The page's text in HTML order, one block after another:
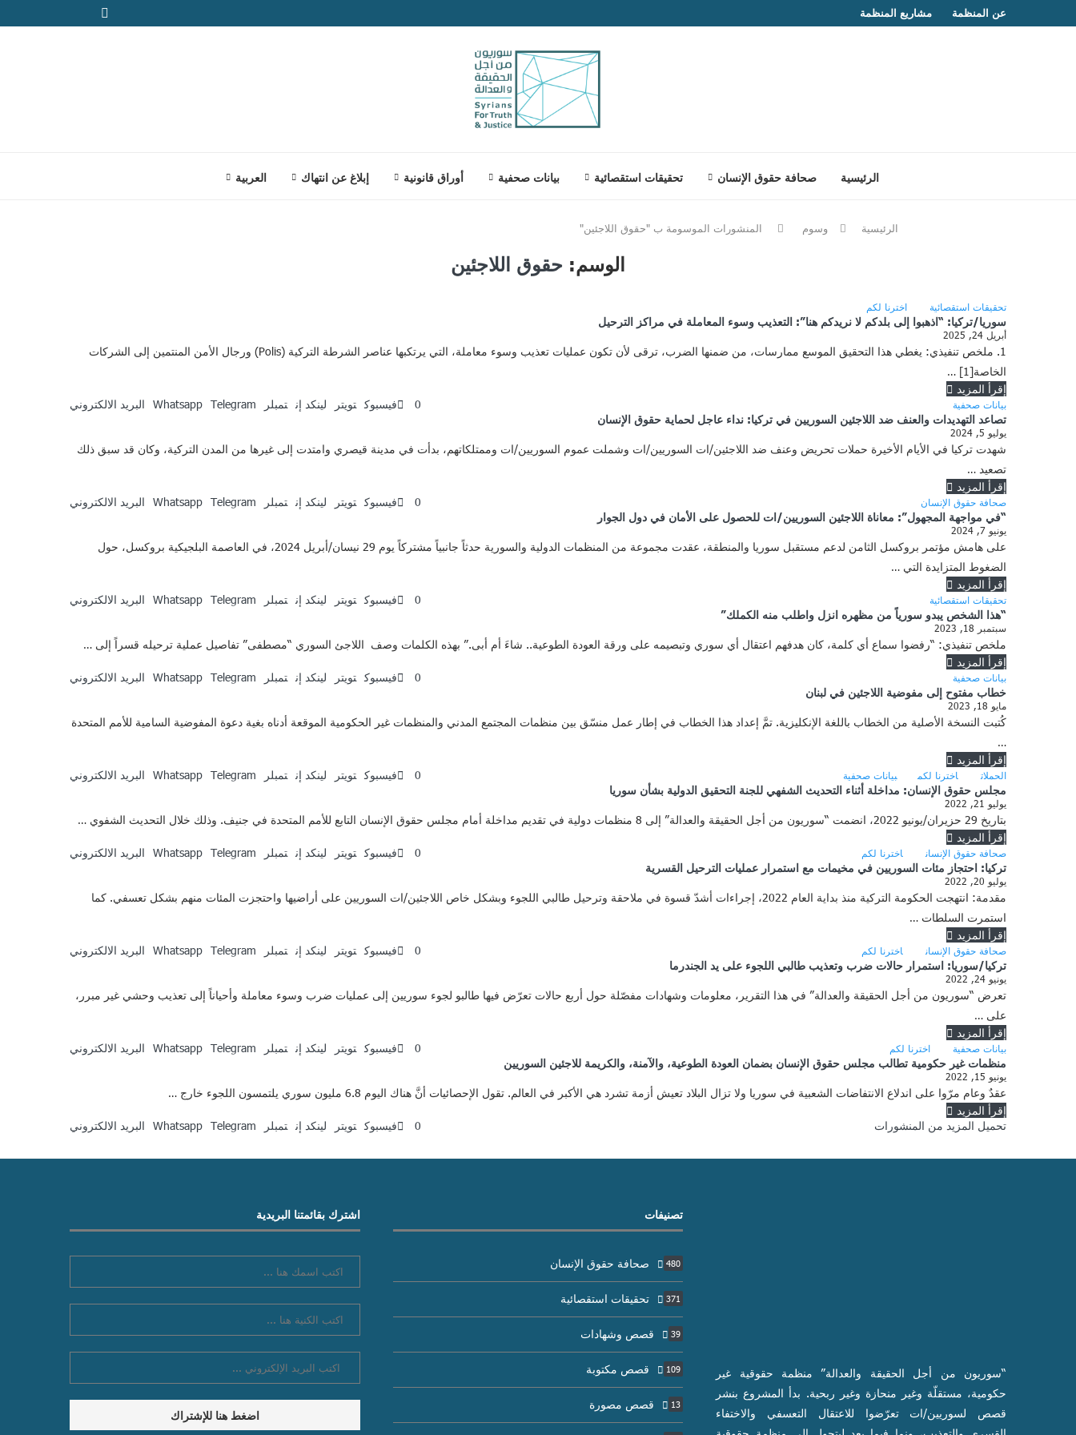
عن المنظمة مشاريع المنظمة
الرئيسية صحافة حقوق الإنسان تحقيقات استقصائية بيانات صحفية أوراق قانونية إبلاغ عن انتهاك العربية
الرئيسية وسوم المنشورات الموسومة ب "حقوق اللاجئين"
الوسم: حقوق اللاجئين
تحقيقات استقصائية اخترنا لكم
سوريا/تركيا: “اذهبوا إلى بلدكم لا نريدكم هنا”: التعذيب وسوء المعاملة في مراكز الترحيل
أبريل 24, 2025
1. ملخص تنفيذي: يغطي هذا التحقيق الموسع ممارسات، من ضمنها الضرب، ترقى لأن تكون عمليات تعذيب وسوء معاملة، التي يرتكبها عناصر الشرطة التركية (Polis) ورجال الأمن المنتمين إلى الشركات
الخاصة[1] …
إقرأ المزيد
0
فيسبوك تويتر لينكد إن تمبلر Whatsapp Telegram البريد الالكتروني بيانات صحفية
تصاعد التهديدات والعنف ضد اللاجئين السوريين في تركيا: نداء عاجل لحماية حقوق الإنسان
يوليو 5, 2024
شهدت تركيا في الأيام الأخيرة حملات تحريض وعنف ضد اللاجئين/ات السوريين/ات وشملت عموم السوريين/ات وممتلكاتهم، بدأت في مدينة قيصري وامتدت إلى غيرها من المدن التركية، وكان قد سبق ذلك
تصعيد …
إقرأ المزيد
0
فيسبوك تويتر لينكد إن تمبلر Whatsapp Telegram البريد الالكتروني صحافة حقوق الإنسان
“في مواجهة المجهول”: معاناة اللاجئين السوريين/ات للحصول على الأمان في دول الجوار
يونيو 7, 2024
على هامش مؤتمر بروكسل الثامن لدعم مستقبل سوريا والمنطقة، عقدت مجموعة من المنظمات الدولية والسورية حدثاً جانبياً مشتركاً يوم 29 نيسان/أبريل 2024، في العاصمة البلجيكية بروكسل، حول
الضغوط المتزايدة التي …
إقرأ المزيد
0
فيسبوك تويتر لينكد إن تمبلر Whatsapp Telegram البريد الالكتروني تحقيقات استقصائية
“هذا الشخص يبدو سورياً من مظهره انزل واطلب منه الكملك”
سبتمبر 18, 2023
ملخص تنفيذي: “رفضوا سماع أي كلمة، كان هدفهم اعتقال أي سوري وتبصيمه على ورقة العودة الطوعية.. شاءَ أم أبى.” بهذه الكلمات وصف اللاجئ السوري “مصطفى” تفاصيل عملية ترحيله قسراً إلى …
إقرأ المزيد
0
فيسبوك تويتر لينكد إن تمبلر Whatsapp Telegram البريد الالكتروني بيانات صحفية
خطاب مفتوح إلى مفوضية اللاجئين في لبنان
مايو 18, 2023
كُتبت النسخة الأصلية من الخطاب باللغة الإنكليزية. تمَّ إعداد هذا الخطاب في إطار عمل منسّق بين منظمات المجتمع المدني والمنظمات غير الحكومية الموقعة أدناه بغية دعوة المفوضية السامية للأمم المتحدة
…
إقرأ المزيد
0
فيسبوك تويتر لينكد إن تمبلر Whatsapp Telegram البريد الالكتروني الحملات اخترنا لكم بيانات صحفية
مجلس حقوق الإنسان: مداخلة أثناء التحديث الشفهي للجنة التحقيق الدولية بشأن سوريا
يوليو 21, 2022
بتاريخ 29 حزيران/يونيو 2022، انضمت “سوريون من أجل الحقيقة والعدالة” إلى 8 منظمات دولية في تقديم مداخلة أمام مجلس حقوق الإنسان التابع للأمم المتحدة في جنيف. وذلك خلال التحديث الشفوي …
إقرأ المزيد
0
فيسبوك تويتر لينكد إن تمبلر Whatsapp Telegram البريد الالكتروني صحافة حقوق الإنسان اخترنا لكم
تركيا: احتجاز مئات السوريين في مخيمات مع استمرار عمليات الترحيل القسرية
يوليو 20, 2022
مقدمة: انتهجت الحكومة التركية منذ بداية العام 2022، إجراءات أشدّ قسوة في ملاحقة وترحيل طالبي اللجوء وبشكل خاص اللاجئين/ات السوريين على أراضيها واحتجزت المئات منهم بشكل تعسفي. كما
استمرت السلطات …
إقرأ المزيد
0
فيسبوك تويتر لينكد إن تمبلر Whatsapp Telegram البريد الالكتروني صحافة حقوق الإنسان اخترنا لكم
تركيا/سوريا: استمرار حالات ضرب وتعذيب طالبي اللجوء على يد الجندرما
يونيو 24, 2022
تعرض “سوريون من أجل الحقيقة والعدالة” في هذا التقرير، معلومات وشهادات مفصّلة حول أربع حالات تعرّض فيها طالبو لجوء سوريين إلى عمليات ضرب وسوء معاملة وأحياناً إلى تعذيب وحشي غير مبرر،
على …
إقرأ المزيد
0
فيسبوك تويتر لينكد إن تمبلر Whatsapp Telegram البريد الالكتروني بيانات صحفية اخترنا لكم
منظمات غير حكومية تطالب مجلس حقوق الإنسان بضمان العودة الطوعية، والآمنة، والكريمة للاجئين السوريين
يونيو 15, 2022
عقدٌ وعام مرّوا على اندلاع الانتفاضات الشعبية في سوريا ولا تزال البلاد تعيش أزمة تشرد هي الأكبر في العالم. تقول الإحصائيات أنَّ هناك اليوم 6.8 مليون سوري يلتمسون اللجوء خارج …
إقرأ المزيد
0
فيسبوك تويتر لينكد إن تمبلر Whatsapp Telegram البريد الالكتروني تحميل المزيد من المنشورات
“سوريون من أجل الحقيقة والعدالة” منظمة حقوقية غير
حكومية، مستقلّة وغير منحازة وغير ربحية. بدأ المشروع بنشر
قصص لسوريين/ات تعرّضوا للاعتقال التعسفي والاختفاء
تصنيفات
صحافة حقوق الإنسان 480
تحقيقات استقصائية 371
قصص وشهادات 39
قصص مكتوبة 109
قصص مصورة 13
اشترك بقائمتنا البريدية